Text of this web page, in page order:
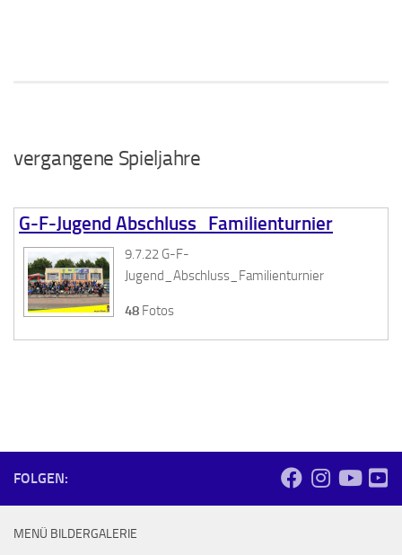
vergangene Spieljahre
G-F-Jugend Abschluss_Familienturnier
9.7.22 G-F-
Jugend_Abschluss_Familienturnier
48 Fotos
FOLGEN:
MENÜ BILDERGALERIE